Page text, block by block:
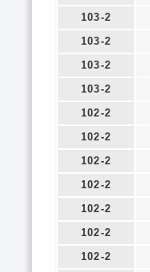
103-2
103-2
103-2
103-2
102-2
102-2
102-2
102-2
102-2
102-2
102-2